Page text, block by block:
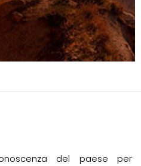
del paese per